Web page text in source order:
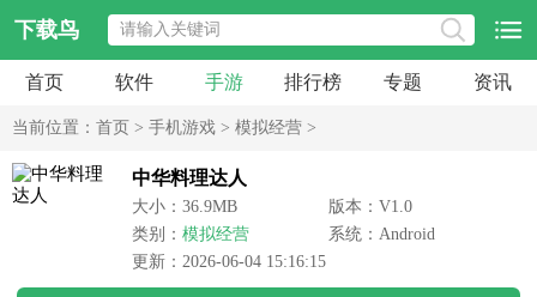
下载鸟
首页 软件 手游 排行榜 专题 资讯
当前位置： 首页 > 手机游戏 > 模拟经营 >
中华料理达人
大小：36.9MB
版本：V1.0
类别： 模拟经营
系统：Android
更新：2026-06-04 15:16:15